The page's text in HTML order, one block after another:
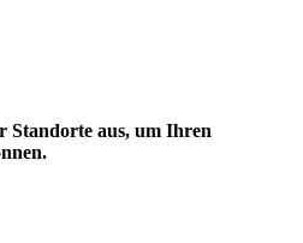
Standorte aus, um Ihren